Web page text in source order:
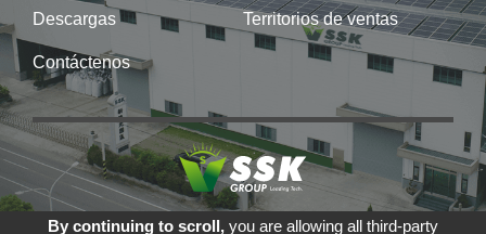
Descargas Territorios de ventas
Contáctenos
© SIN SHENG KUANG ELECTRIC & MACHINERY
By continuing to scroll,you are allowing all third-party